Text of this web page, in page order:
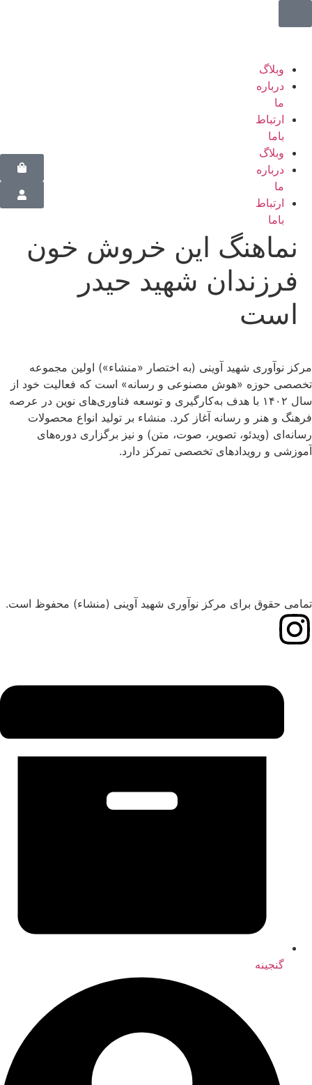
وبلاگ
درباره
ما
ارتباط
باما
وبلاگ
درباره
ما
ارتباط
باما
نماهنگ این خروش خون
فرزندان شهید حیدر
است
مرکز نوآوری شهید آوینی (به اختصار «منشاء») اولین مجموعه
تخصصی حوزه «هوش مصنوعی و رسانه» است که فعالیت خود از
سال ۱۴۰۲ با هدف به‌کارگیری و توسعه فناوری‌های نوین در عرصه
فرهنگ و هنر و رسانه آغاز کرد. منشاء بر تولید انواع محصولات
رسانه‌ای (ویدئو، تصویر، صوت، متن) و نیز برگزاری دوره‌های
آموزشی و رویدادهای تخصصی تمرکز دارد.
تمامی حقوق برای مرکز نوآوری شهید آوینی (منشاء) محفوظ است.
گنجینه